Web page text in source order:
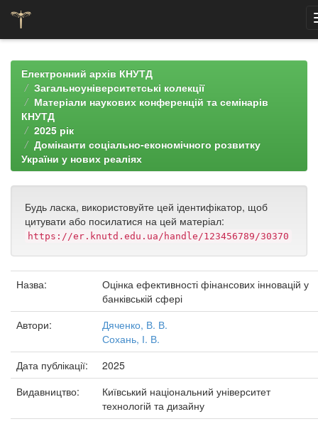
navigationЕлектронний архів КНУТД
Загальноуніверситетські колекції
Матеріали наукових конференцій та семінарів
КНУТД
2025 рік
Домінанти соціально-економічного розвитку
України у нових реаліях
Будь ласка, використовуйте цей ідентифікатор, щоб
цитувати або посилатися на цей матеріал:
https://er.knutd.edu.ua/handle/123456789/30370
Назва:
Оцінка ефективності фінансових інновацій у
банківській сфері
Автори:
Дяченко, В. В.
Сохань, І. В.
Дата публікації:
2025
Видавництво:
Київський національний університет
технологій та дизайну